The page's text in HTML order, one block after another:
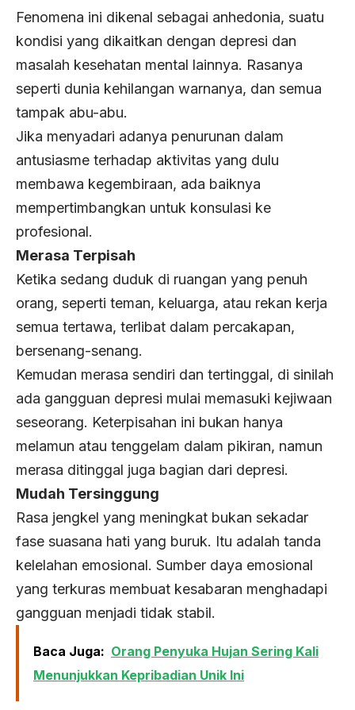
Fenomena ini dikenal sebagai anhedonia, suatu
kondisi yang dikaitkan dengan depresi dan
masalah kesehatan mental lainnya. Rasanya
seperti dunia kehilangan warnanya, dan semua
tampak abu-abu.
Jika menyadari adanya penurunan dalam
antusiasme terhadap aktivitas yang dulu
membawa kegembiraan, ada baiknya
mempertimbangkan untuk konsulasi ke
profesional.
Merasa Terpisah
Ketika sedang duduk di ruangan yang penuh
orang, seperti teman, keluarga, atau rekan kerja
semua tertawa, terlibat dalam percakapan,
bersenang-senang.
Kemudan merasa sendiri dan tertinggal, di sinilah
ada gangguan depresi mulai memasuki kejiwaan
seseorang. Keterpisahan ini bukan hanya
melamun atau tenggelam dalam pikiran, namun
merasa ditinggal juga bagian dari depresi.
Mudah Tersinggung
Rasa jengkel yang meningkat bukan sekadar
fase suasana hati yang buruk. Itu adalah tanda
kelelahan emosional. Sumber daya emosional
yang terkuras membuat kesabaran menghadapi
gangguan menjadi tidak stabil.
Baca Juga: Orang Penyuka Hujan Sering Kali
Menunjukkan Kepribadian Unik Ini